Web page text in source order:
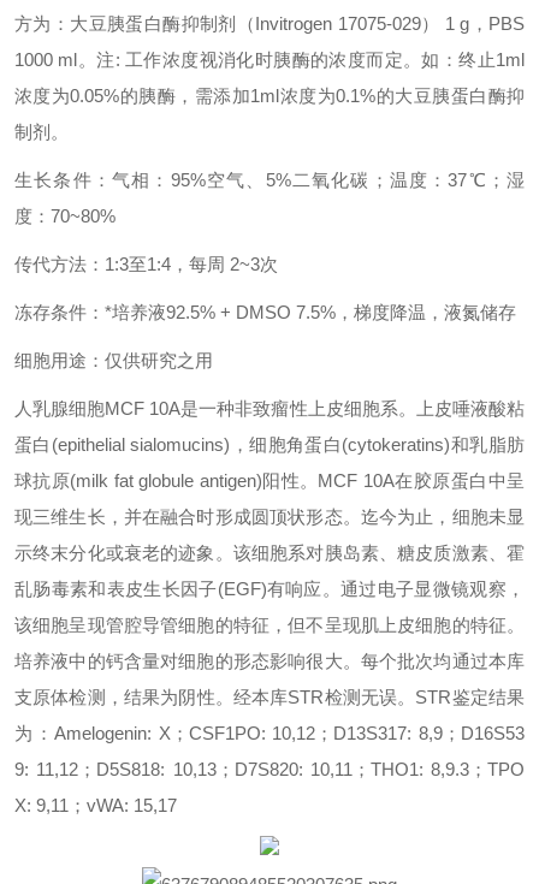
方为：大豆胰蛋白酶抑制剂（Invitrogen 17075-029） 1 g，PBS
1000 ml。注: 工作浓度视消化时胰酶的浓度而定。如：终止1ml
浓度为0.05%的胰酶，需添加1ml浓度为0.1%的大豆胰蛋白酶抑
制剂。
生长条件：气相：95%空气、5%二氧化碳；温度：37℃；湿
度：70~80%
传代方法：1:3至1:4，每周 2~3次
冻存条件：*培养液92.5% + DMSO 7.5%，梯度降温，液氮储存
细胞用途：仅供研究之用
人乳腺细胞MCF 10A是一种非致瘤性上皮细胞系。上皮唾液酸粘
蛋白(epithelial sialomucins)，细胞角蛋白(cytokeratins)和乳脂肪
球抗原(milk fat globule antigen)阳性。MCF 10A在胶原蛋白中呈
现三维生长，并在融合时形成圆顶状形态。迄今为止，细胞未显
示终末分化或衰老的迹象。该细胞系对胰岛素、糖皮质激素、霍
乱肠毒素和表皮生长因子(EGF)有响应。通过电子显微镜观察，
该细胞呈现管腔导管细胞的特征，但不呈现肌上皮细胞的特征。
培养液中的钙含量对细胞的形态影响很大。每个批次均通过本库
支原体检测，结果为阴性。经本库STR检测无误。STR鉴定结果
为：Amelogenin: X；CSF1PO: 10,12；D13S317: 8,9；D16S53
9: 11,12；D5S818: 10,13；D7S820: 10,11；THO1: 8,9.3；TPO
X: 9,11；vWA: 15,17